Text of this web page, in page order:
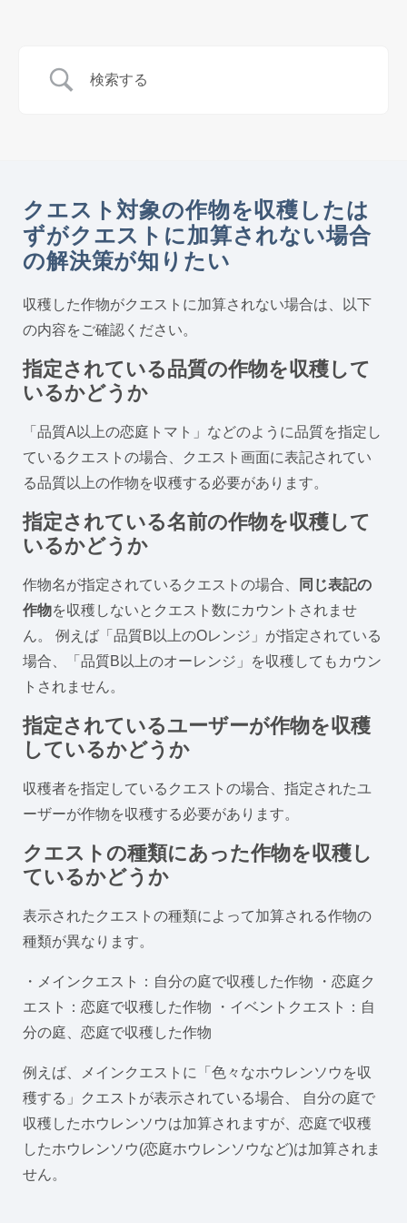
クエスト対象の作物を収穫したは
ずがクエストに加算されない場合
の解決策が知りたい
収穫した作物がクエストに加算されない場合は、以下
の内容をご確認ください。
指定されている品質の作物を収穫して
いるかどうか
「品質A以上の恋庭トマト」などのように品質を指定し
ているクエストの場合、クエスト画面に表記されてい
る品質以上の作物を収穫する必要があります。
指定されている名前の作物を収穫して
いるかどうか
作物名が指定されているクエストの場合、
同じ表記の
作物を収穫しないとクエスト数にカウントされませ
ん。 例えば「品質B以上のOレンジ」が指定されている
場合、「品質B以上のオーレンジ」を収穫してもカウン
トされません。
指定されているユーザーが作物を収穫
しているかどうか
収穫者を指定しているクエストの場合、指定されたユ
ーザーが作物を収穫する必要があります。
クエストの種類にあった作物を収穫し
ているかどうか
表示されたクエストの種類によって加算される作物の
種類が異なります。
・メインクエスト：自分の庭で収穫した作物 ・恋庭ク
エスト：恋庭で収穫した作物 ・イベントクエスト：自
分の庭、恋庭で収穫した作物
例えば、メインクエストに「色々なホウレンソウを収
穫する」クエストが表示されている場合、 自分の庭で
収穫したホウレンソウは加算されますが、恋庭で収穫
したホウレンソウ(恋庭ホウレンソウなど)は加算されま
せん。